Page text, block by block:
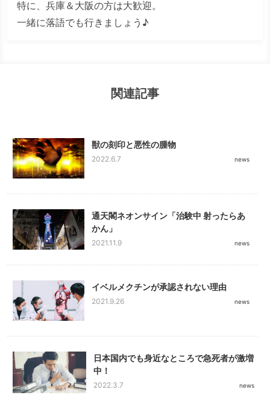
特に、兵庫＆大阪の方は大歓迎。
一緒に落語でも行きましょう♪
関連記事
獣の刻印と悪性の腫物
2022.6.7 news
通天閣ネオンサイン「治験中 射ったらあ
かん」
2021.11.9 news
イベルメクチンが承認されない理由
2021.9.26 news
日本国内でも身近なところで急死者が激増
中！
2022.3.7 news